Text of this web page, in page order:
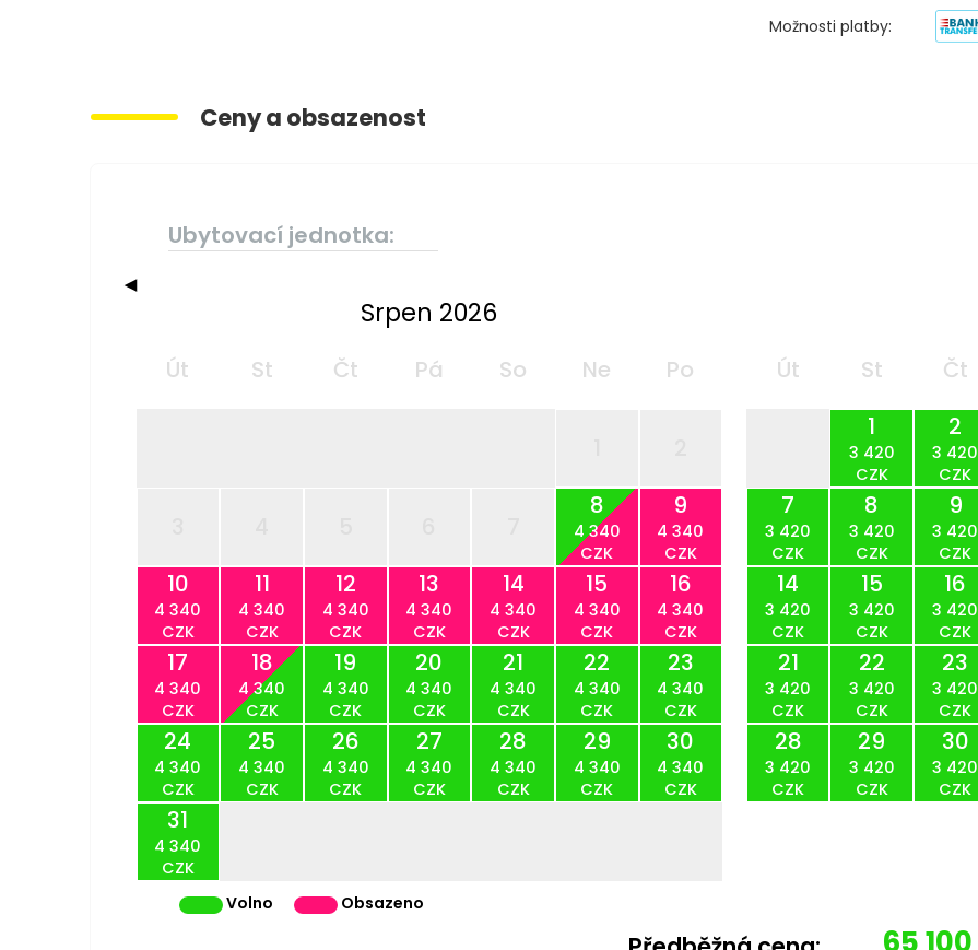
Možnosti platby:
Ceny a obsazenost
Ubytovací jednotka:
◀
Srpen 2026
Út St Čt Pá So Ne Po
8
4 340
CZK
9
4 340
CZK
10
4 340
CZK
11
4 340
CZK
12
4 340
CZK
13
4 340
CZK
14
4 340
CZK
15
4 340
CZK
16
4 340
CZK
17
4 340
CZK
18
4 340
CZK
19
4 340
CZK
20
4 340
CZK
21
4 340
CZK
22
4 340
CZK
23
4 340
CZK
24
4 340
CZK
25
4 340
CZK
26
4 340
CZK
27
4 340
CZK
28
4 340
CZK
29
4 340
CZK
30
4 340
CZK
31
4 340
CZK
Út St Čt
1
3 420
CZK
2
3 420
CZK
7
3 420
CZK
8
3 420
CZK
9
3 420
CZK
14
3 420
CZK
15
3 420
CZK
16
3 420
CZK
21
3 420
CZK
22
3 420
CZK
23
3 420
CZK
28
3 420
CZK
29
3 420
CZK
30
3 420
CZK
Volno Obsazeno